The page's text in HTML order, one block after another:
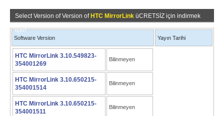
Select Version of Version of HTC MirrorLink üCRETSİZ için indirmek
için!
Software Version Yayın Tarihi
HTC MirrorLink 3.10.549823-
354001269
Bilinmeyen
HTC MirrorLink 3.10.650215-
354001514
Bilinmeyen
HTC MirrorLink 3.10.650215-
354001511
Bilinmeyen